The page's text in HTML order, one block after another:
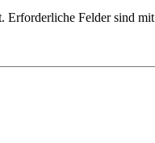
Erforderliche Felder sind mit